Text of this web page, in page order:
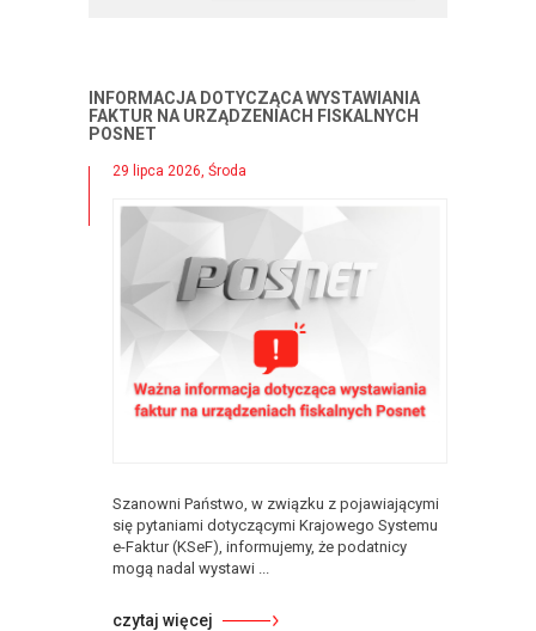
INFORMACJA DOTYCZĄCA WYSTAWIANIA
FAKTUR NA URZĄDZENIACH FISKALNYCH
POSNET
29 lipca 2026, Środa
Szanowni Państwo, w związku z pojawiającymi
się pytaniami dotyczącymi Krajowego Systemu
e-Faktur (KSeF), informujemy, że podatnicy
mogą nadal wystawi ...
czytaj więcej